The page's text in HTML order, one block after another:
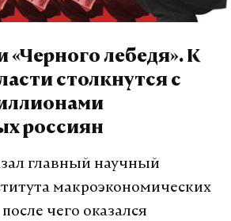
лебедя». К
столкнутся с
россиян
главный научный
макроэкономических
чего оказался